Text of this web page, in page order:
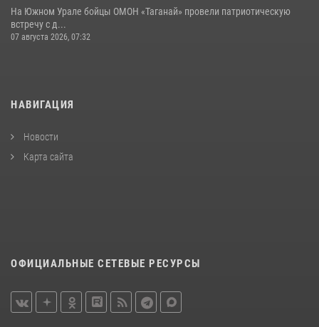
На Южном Урале бойцы ОМОН «Таганай» провели патриотическую
встречу с д...
07 августа 2026, 07:32
НАВИГАЦИЯ
Новости
Карта сайта
ОФИЦИАЛЬНЫЕ СЕТЕВЫЕ РЕСУРСЫ